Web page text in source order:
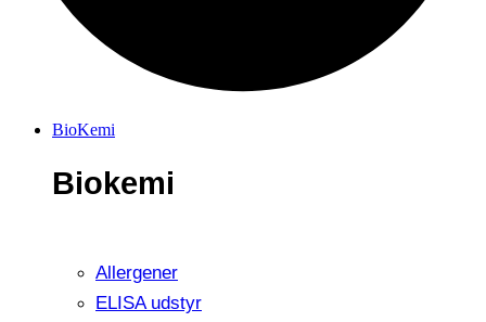
BioKemi
Biokemi
Allergener
ELISA udstyr